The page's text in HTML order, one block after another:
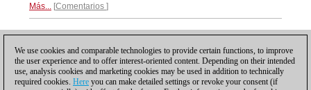
Más... Comentarios
We use cookies and comparable technologies to provide certain functions, to improve
the user experience and to offer interest-oriented content. Depending on their intended
use, analysis cookies and marketing cookies may be used in addition to technically
required cookies. Here you can make detailed settings or revoke your consent (if